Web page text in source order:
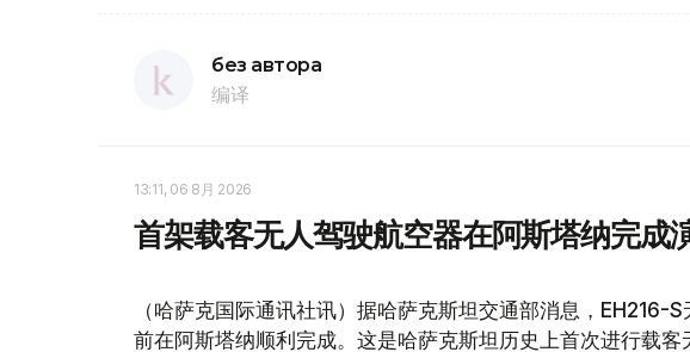
без автора
编译
13:11, 06 8月 2026
首架载客无人驾驶航空器在阿斯塔纳完成
（哈萨克国际通讯社讯）据哈萨克斯坦交通部消息，EH216-
前在阿斯塔纳顺利完成。这是哈萨克斯坦历史上首次进行载客